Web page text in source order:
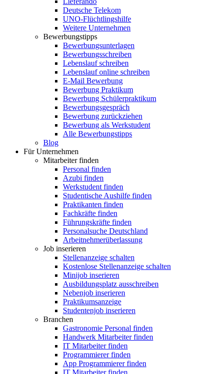
Deutsche Telekom
UNO-Flüchtlingshilfe
Weitere Unternehmen
Bewerbungstipps
Bewerbungsunterlagen
Bewerbungsschreiben
Lebenslauf schreiben
Lebenslauf online schreiben
E-Mail Bewerbung
Bewerbung Praktikum
Bewerbung Schülerpraktikum
Bewerbungsgespräch
Bewerbung zurückziehen
Bewerbung als Werkstudent
Alle Bewerbungstipps
Blog
Für Unternehmen
Mitarbeiter finden
Personal finden
Azubi finden
Werkstudent finden
Studentische Aushilfe finden
Praktikanten finden
Fachkräfte finden
Führungskräfte finden
Personalsuche Deutschland
Arbeitnehmerüberlassung
Job inserieren
Stellenanzeige schalten
Kostenlose Stellenanzeige schalten
Minijob inserieren
Ausbildungsplatz ausschreiben
Nebenjob inserieren
Praktikumsanzeige
Studentenjob inserieren
Branchen
Gastronomie Personal finden
Handwerk Mitarbeiter finden
IT Mitarbeiter finden
Programmierer finden
App Programmierer finden
IT Mitarbeiter finden